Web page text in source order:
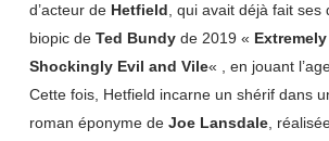
d’acteur de Hetfield , qui avait déjà fait
biopic de Ted Bundyde 2019 «
Shockingly Evil and Vile« , en jouant
Cette fois, Hetfield incarne un shérif dans
roman éponyme de Joe Lansdale,